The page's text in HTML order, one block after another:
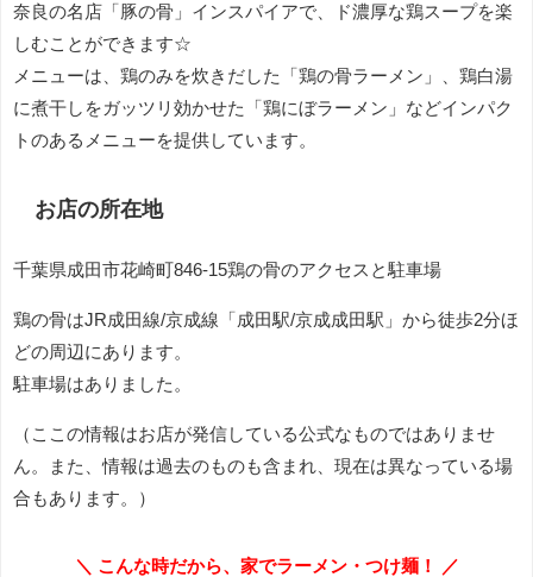
奈良の名店「豚の骨」インスパイアで、ド濃厚な鶏スープを楽
しむことができます☆
メニューは、鶏のみを炊きだした「鶏の骨ラーメン」、鶏白湯
に煮干しをガッツリ効かせた「鶏にぼラーメン」などインパク
トのあるメニューを提供しています。
お店の所在地
千葉県成田市花崎町846-15鶏の骨のアクセスと駐車場
鶏の骨はJR成田線/京成線「成田駅/京成成田駅」から徒歩2分ほ
どの周辺にあります。
駐車場はありました。
（ここの情報はお店が発信している公式なものではありませ
ん。また、情報は過去のものも含まれ、現在は異なっている場
合もあります。）
＼ こんな時だから、家でラーメン・つけ麺！ ／